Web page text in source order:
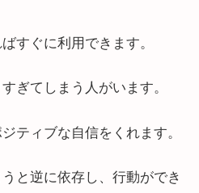
すぐに利用できます。
ぎてしまう人がいます。
ティブな自信をくれます。
と逆に依存し、行動ができ